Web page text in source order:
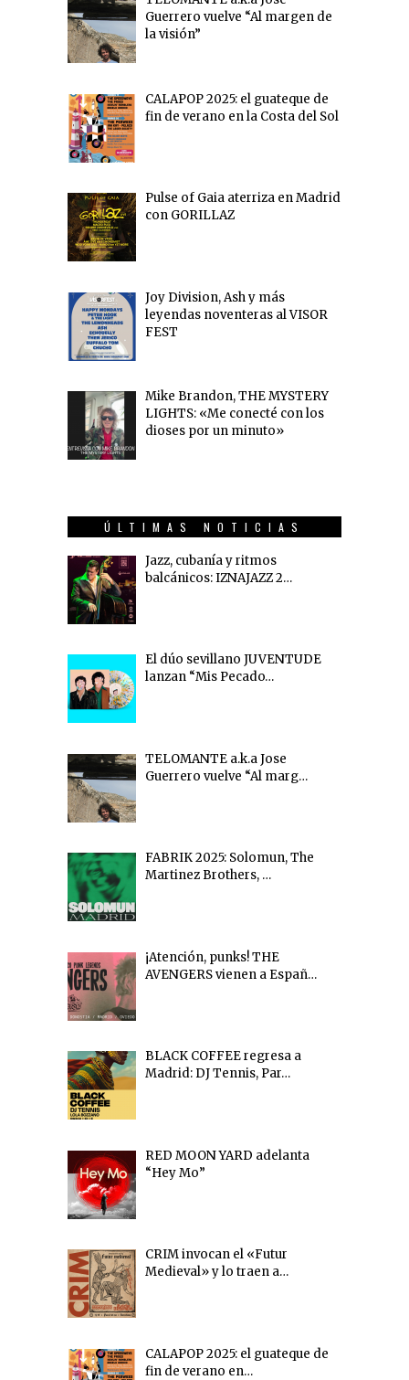
Guerrero vuelve “Al margen de
la visión”
CALAPOP 2025: el guateque de
fin de verano en la Costa del Sol
Pulse of Gaia aterriza en Madrid
con GORILLAZ
Joy Division, Ash y más
leyendas noventeras al VISOR
FEST
Mike Brandon, THE MYSTERY
LIGHTS: «Me conecté con los
dioses por un minuto»
ÚLTIMAS NOTICIAS
Jazz, cubanía y ritmos
balcánicos: IZNAJAZZ 2…
El dúo sevillano JUVENTUDE
lanzan “Mis Pecado…
TELOMANTE a.k.a Jose
Guerrero vuelve “Al marg…
FABRIK 2025: Solomun, The
Martinez Brothers, …
¡Atención, punks! THE
AVENGERS vienen a Españ…
BLACK COFFEE regresa a
Madrid: DJ Tennis, Par…
RED MOON YARD adelanta
“Hey Mo”
CRIM invocan el «Futur
Medieval» y lo traen a…
CALAPOP 2025: el guateque de
fin de verano en…